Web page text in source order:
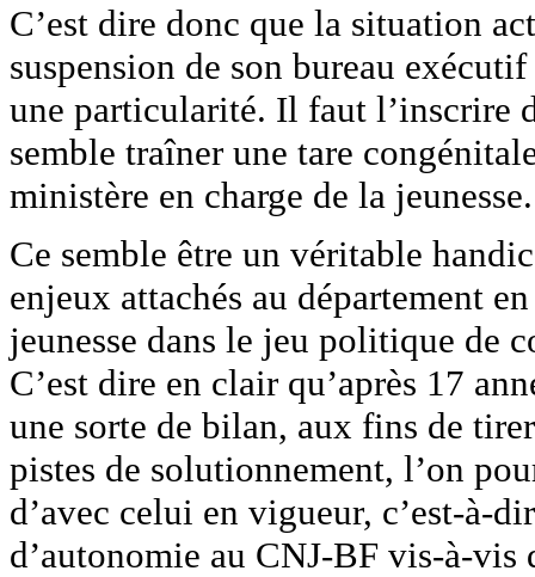
C’est dire donc que la situation
suspension de son bureau
une particularité. Il faut l’inscrire
semble traîner une tare
ministère en charge de la jeunesse.
Ce semble être un véritable
enjeux attachés au département
jeunesse dans le jeu politique de
C’est dire en clair qu’après 17
une sorte de bilan, aux fins de
pistes de solutionnement, l’on
d’avec celui en vigueur, c’est-à-
d’autonomie au CNJ-BF vis-à-